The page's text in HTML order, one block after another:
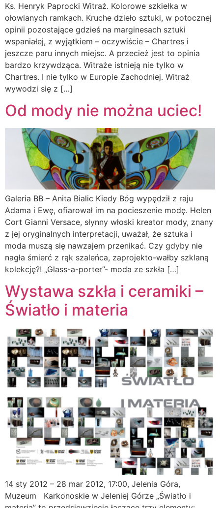
Ks. Henryk Paprocki Witraż. Kolorowe szkiełka w
ołowianych ramkach. Kruche dzieło sztuki, w potocznej
opinii pozostające gdzieś na marginesach sztuki
wspaniałej, z wyjątkiem – oczywiście – Chartres i
jeszcze paru innych miejsc. A przecież jest to opinia
bardzo krzywdząca. Witraże istnieją nie tylko w
Chartres. I nie tylko w Europie Zachodniej. Witraż
wywodzi się z […]
Od mody nie można uciec!
Galeria BB – Anita Bialic Kiedy Bóg wypędził z raju
Adama i Ewę, ofiarował im na pocieszenie modę. Helen
Cort Gianni Versace, słynny włoski kreator mody, znany
z jej oryginalnych interpretacji, uważał, że sztuka i
moda muszą się nawzajem przenikać. Czy gdyby nie
nagła śmierć z rąk szaleńca, zaprojekto-wałby szklaną
kolekcję?! „Glass-a-porter”- moda ze szkła […]
Wystawa szkła i ceramiki –
Światło i materia
14 sty 2012 – 28 mar 2012, 17:00, Jelenia Góra,
Muzeum Karkonoskie w Jeleniej Górze „Światło i